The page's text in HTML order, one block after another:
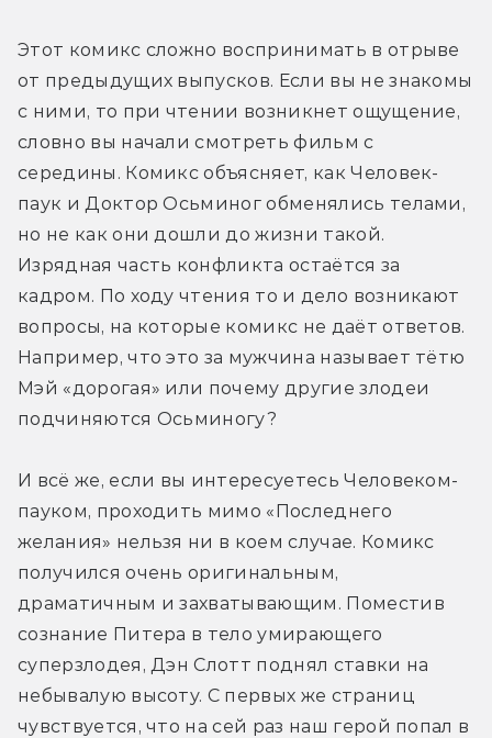
Этот комикс сложно воспринимать в отрыве
от предыдущих выпусков. Если вы не знакомы
с ними, то при чтении возникнет ощущение,
словно вы начали смотреть фильм с
середины. Комикс объясняет, как Человек-
паук и Доктор Осьминог обменялись телами,
но не как они дошли до жизни такой.
Изрядная часть конфликта остаётся за
кадром. По ходу чтения то и дело возникают
вопросы, на которые комикс не даёт ответов.
Например, что это за мужчина называет тётю
Мэй «дорогая» или почему другие злодеи
подчиняются Осьминогу?
И всё же, если вы интересуетесь Человеком-
пауком, проходить мимо «Последнего
желания» нельзя ни в коем случае. Комикс
получился очень оригинальным,
драматичным и захватывающим. Поместив
сознание Питера в тело умирающего
суперзлодея, Дэн Слотт поднял ставки на
небывалую высоту. С первых же страниц
чувствуется, что на сей раз наш герой попал в